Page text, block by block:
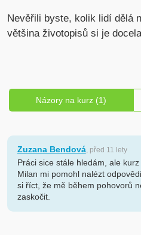
Nevěřili byste, kolik lidí dělá
většina životopisů si je
Názory na kurz (1)
Zuzana Bendová, před 11 lety
Práci sice stále hledám, ale
Milan mi pomohl nalézt
si říct, že mě během pohovorů
zaskočit.